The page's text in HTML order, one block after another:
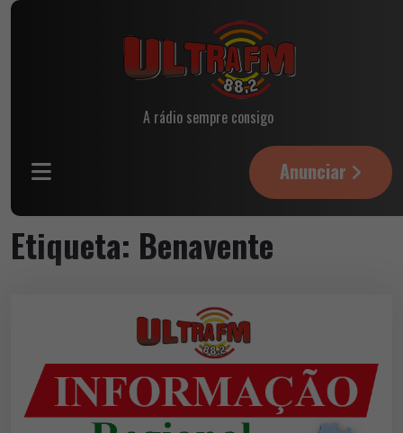
A rádio sempre consigo
Anunciar
Etiqueta: Benavente